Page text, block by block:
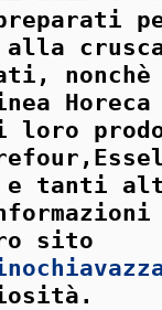
Horeca
loro
e tanti
sito